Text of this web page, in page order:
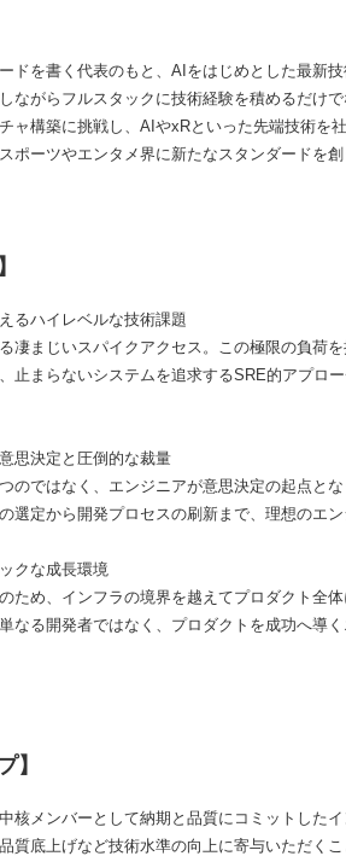
ドを書く代表のもと、AIをはじめとした最新
ながらフルスタックに技術経験を積めるだけ
ャ構築に挑戦し、AIやxRといった先端技術を
ポーツやエンタメ界に新たなスタンダードを
るハイレベルな技術課題
凄まじいスパイクアクセス。この極限の負荷
止まらないシステムを追求するSRE的アプロ
思決定と圧倒的な裁量
のではなく、エンジニアが意思決定の起点と
選定から開発プロセスの刷新まで、理想のエ
クな成長環境
ため、インフラの境界を越えてプロダクト全
なる開発者ではなく、プロダクトを成功へ導
】
核メンバーとして納期と品質にコミットした
質底上げなど技術水準の向上に寄与いただくこ